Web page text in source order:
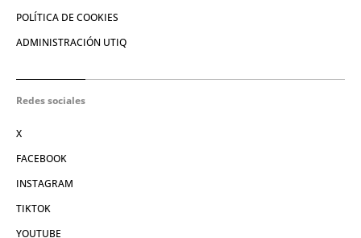
POLÍTICA DE COOKIES
ADMINISTRACIÓN UTIQ
Redes sociales
X
FACEBOOK
INSTAGRAM
TIKTOK
YOUTUBE